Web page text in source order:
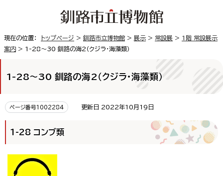
現在の位置： トップページ > 釧路市立博物館 > 展示 > 常設展 > 1階 常設展示
案内 > 1-28～30 釧路の海2（クジラ・海藻類）
1-28～30 釧路の海2（クジラ・海藻類）
ページ番号1002284 更新日 2022年10月19日
1-28 コンブ類